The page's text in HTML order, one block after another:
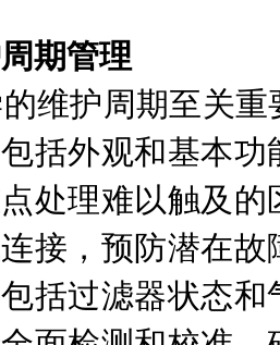
期管理
维护周期至关重
括外观和基本
处理难以触及
接，预防潜在
括过滤器状态